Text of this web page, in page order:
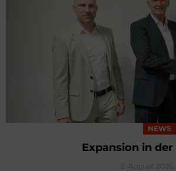
NEWS
Expansion in
5. August 2026,